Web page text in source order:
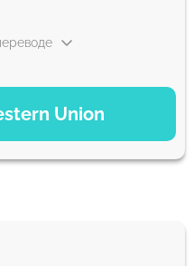
Union
1-2 мин